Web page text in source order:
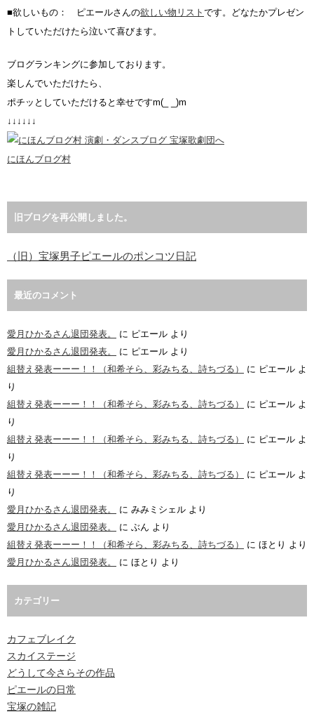
■欲しいもの： ピエールさんの欲しい物リスト です。どなたかプレゼン
トしていただけたら泣いて喜びます。
ブログランキングに参加しております。
楽しんでいただけたら、
ポチッとしていただけると幸せですm(_ _)m
↓↓↓↓↓↓
にほんブログ村
旧ブログを再公開しました。
（旧）宝塚男子ピエールのポンコツ日記
最近のコメント
愛月ひかるさん退団発表。 に ピエール より
愛月ひかるさん退団発表。
に ピエール より
組替え発表ーーー！！（和希そら、彩みちる、詩ちづる）
に ピエール よ
り
組替え発表ーーー！！（和希そら、彩みちる、詩ちづる）
に ピエール よ
り
組替え発表ーーー！！（和希そら、彩みちる、詩ちづる）
に ピエール よ
り
組替え発表ーーー！！（和希そら、彩みちる、詩ちづる）
に ピエール よ
り
愛月ひかるさん退団発表。
に みみミシェル より
愛月ひかるさん退団発表。
に ぶん より
組替え発表ーーー！！（和希そら、彩みちる、詩ちづる）
に ほとり より
愛月ひかるさん退団発表。
に ほとり より
カテゴリー
カフェブレイク
スカイステージ
どうして今さらその作品
ピエールの日常
宝塚の雑記